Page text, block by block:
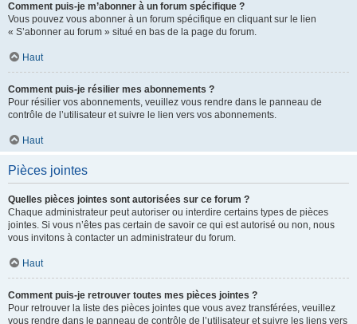
Comment puis-je m’abonner à un forum spécifique ?
Vous pouvez vous abonner à un forum spécifique en cliquant sur le lien
« S’abonner au forum » situé en bas de la page du forum.
Haut
Comment puis-je résilier mes abonnements ?
Pour résilier vos abonnements, veuillez vous rendre dans le panneau de
contrôle de l’utilisateur et suivre le lien vers vos abonnements.
Haut
Pièces jointes
Quelles pièces jointes sont autorisées sur ce forum ?
Chaque administrateur peut autoriser ou interdire certains types de pièces
jointes. Si vous n’êtes pas certain de savoir ce qui est autorisé ou non, nous
vous invitons à contacter un administrateur du forum.
Haut
Comment puis-je retrouver toutes mes pièces jointes ?
Pour retrouver la liste des pièces jointes que vous avez transférées, veuillez
vous rendre dans le panneau de contrôle de l’utilisateur et suivre les liens vers